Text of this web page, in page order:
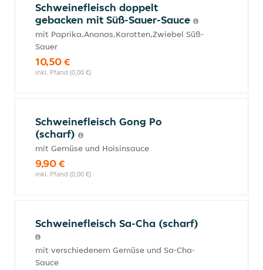
Schweinefleisch doppelt
gebacken mit Süß-Sauer-Sauce
mit Paprika,Ananas,Karotten,Zwiebel Süß-
Sauer
10,50 €
inkl. Pfand (0,00 €)
Schweinefleisch Gong Po
(scharf)
mit Gemüse und Hoisinsauce
9,90 €
inkl. Pfand (0,00 €)
Schweinefleisch Sa-Cha (scharf)
mit verschiedenem Gemüse und Sa-Cha-
Sauce